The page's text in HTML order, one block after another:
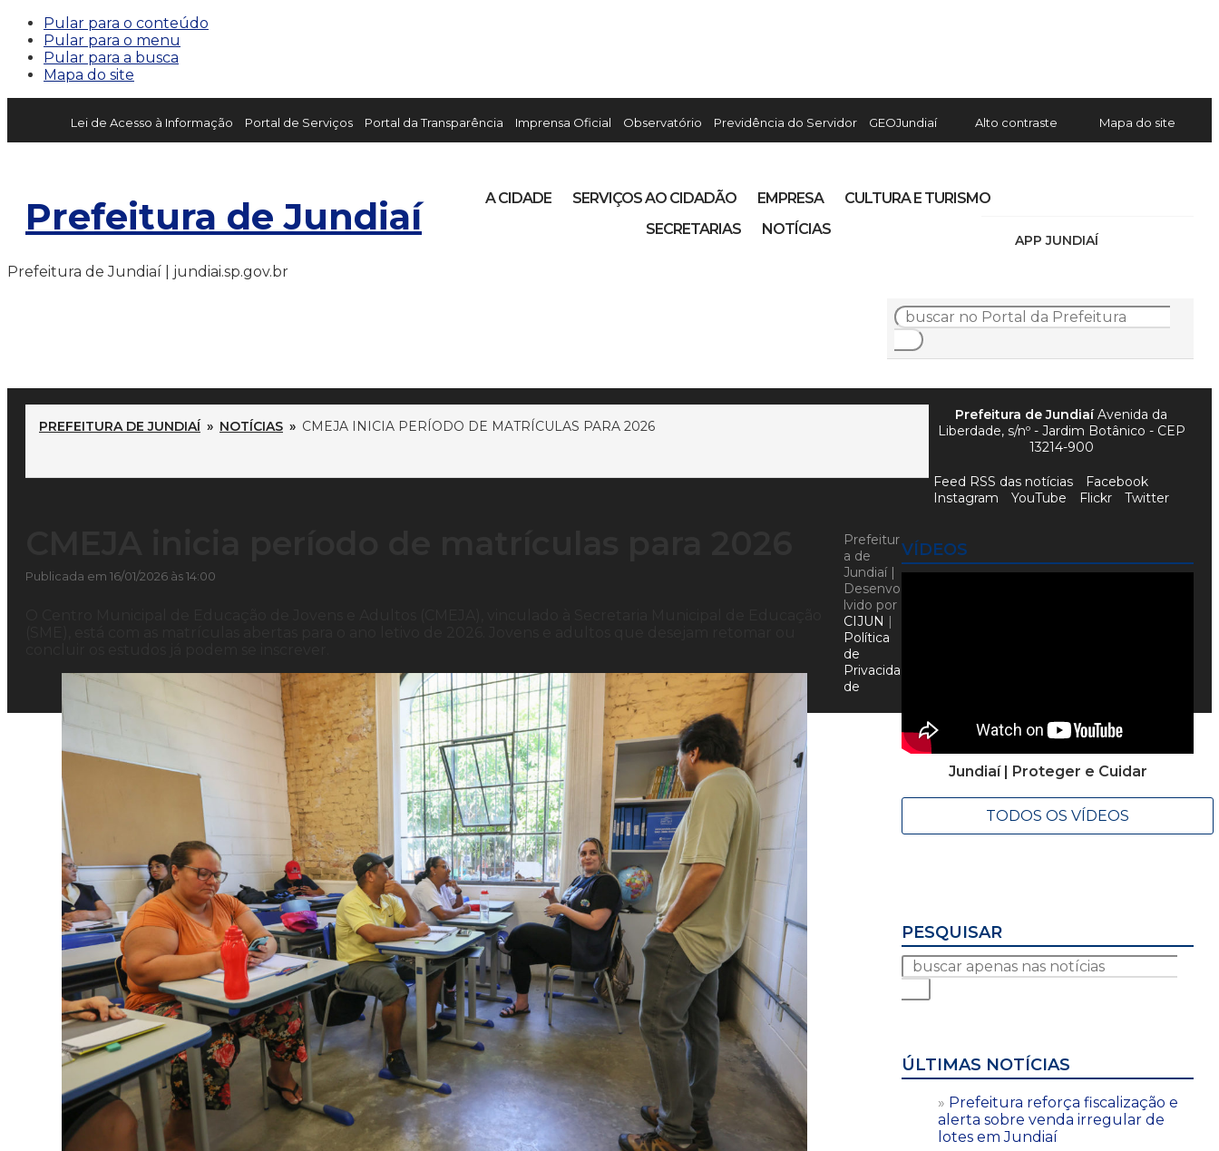
Pular para o conteúdo
Pular para o menu
Pular para a busca
Mapa do site
Lei de Acesso à Informação Portal de Serviços Portal da Transparência Imprensa Oficial Observatório Previdência do Servidor GEOJundiaí Alto contraste Mapa do site
Prefeitura de Jundiaí
APP JUNDIAÍ
A CIDADE SERVIÇOS AO CIDADÃO EMPRESA
CULTURA E TURISMO
SECRETARIAS
NOTÍCIAS
Prefeitura de Jundiaí | jundiai.sp.gov.br
PREFEITURA DE JUNDIAÍ » NOTÍCIAS » CMEJA INICIA PERÍODO DE MATRÍCULAS PARA 2026
Publicada em 16/01/2026 às 14:00
VÍDEOS
Jundiaí | Proteger e Cuidar
TODOS OS VÍDEOS
PESQUISAR
ÚLTIMAS NOTÍCIAS
Prefeitura reforça fiscalização e
alerta sobre venda irregular de
lotes em Jundiaí
Prefeitura de JundiaíAvenida da
Liberdade, s/nº - Jardim Botânico - CEP
13214-900
Feed RSS das notícias
Facebook
Instagram
YouTube Flickr Twitter
Prefeitur
a de
Jundiaí |
Desenvo
lvido por
CIJUN |
Política
de
Privacida
de